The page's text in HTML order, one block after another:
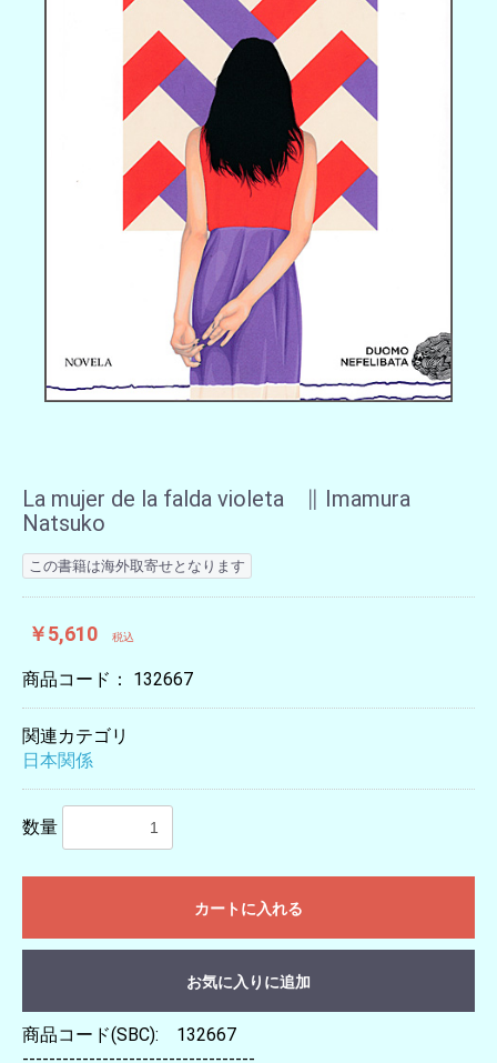
La mujer de la falda violeta ∥ Imamura
Natsuko
この書籍は海外取寄せとなります
￥5,610 税込
商品コード： 132667
関連カテゴリ
日本関係
数量
カートに入れる
お気に入りに追加
商品コード(SBC): 132667